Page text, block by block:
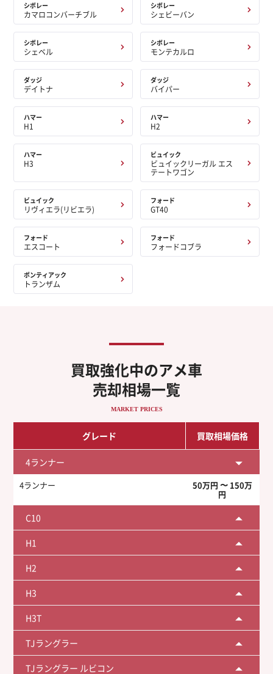
シボレー
カマロコンバーチブル
シボレー
シェビーバン
シボレー
シェベル
シボレー
モンテカルロ
ダッジ
デイトナ
ダッジ
バイパー
ハマー
H1
ハマー
H2
ハマー
H3
ビュイック
ビュイックリーガル エス
テートワゴン
ビュイック
リヴィエラ(リビエラ)
フォード
GT40
フォード
エスコート
フォード
フォードコブラ
ポンティアック
トランザム
買取強化中のアメ車
売却相場一覧
MARKET PRICES
グレード 買取相場価格
4ランナー
4ランナー 50万円 〜 150万
円
C10
H1
H2
H3
H3T
TJラングラー
TJラングラー ルビコン